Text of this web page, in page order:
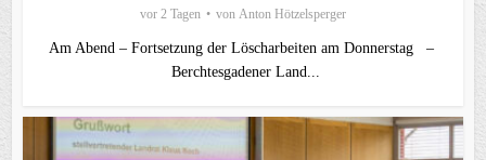
vor 2 Tagen von Anton Hötzelsperger
Am Abend – Fortsetzung der Löscharbeiten am Donnerstag –
Berchtesgadener Land...